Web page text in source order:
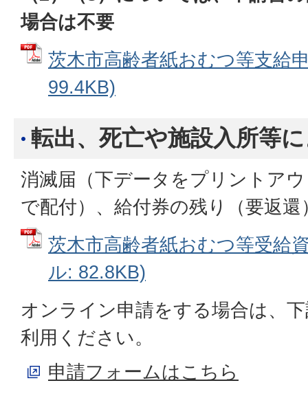
場合は不要
茨木市高齢者紙おむつ等支給
99.4KB)
転出、死亡や施設入所等
消滅届（下データをプリントア
で配付）、給付券の残り（要返還
茨木市高齢者紙おむつ等受給
ル: 82.8KB)
オンライン申請をする場合は、
利用ください。
申請フォームはこちら